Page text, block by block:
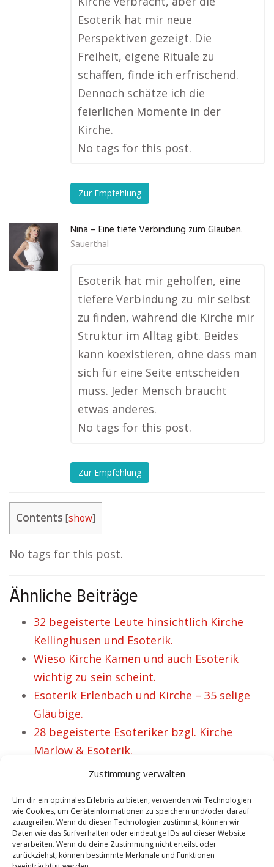
Zustimmung verwalten
Um dir ein optimales Erlebnis zu bieten, verwenden wir Technologien
wie Cookies, um Geräteinformationen zu speichern und/oder darauf
zuzugreifen. Wenn du diesen Technologien zustimmst, können wir
Daten wie das Surfverhalten oder eindeutige IDs auf dieser Website
verarbeiten. Wenn du deine Zustimmung nicht erteilst oder
zurückziehst, können bestimmte Merkmale und Funktionen
Esoterik hat mir neue
Perspektiven gezeigt. Die
Freiheit, eigene Rituale zu
schaffen, finde ich erfrischend.
Dennoch schätze ich die
feierlichen Momente in der
Kirche.
No tags for this post.
Zur Empfehlung
Nina – Eine tiefe Verbindung zum Glauben.
Sauerthal
Esoterik hat mir geholfen, eine
tiefere Verbindung zu mir selbst
zu finden, während die Kirche mir
Struktur im Alltag gibt. Beides
kann koexistieren, ohne dass man
sich für eine Seite entscheiden
muss. Jeder Mensch braucht
etwas anderes.
No tags for this post.
Zur Empfehlung
Contents [show]
No tags for this post.
Ähnliche Beiträge
32 begeisterte Leute hinsichtlich Kirche
Kellinghusen und Esoterik.
Wieso Kirche Kamen und auch Esoterik
wichtig zu sein scheint.
Esoterik Erlenbach und Kirche – 35 selige
Gläubige.
28 begeisterte Esoteriker bzgl. Kirche
Marlow & Esoterik.
Kirche Kierspe Esoterik steht für eine
VORHERIGER ARTIKEL
Wieso Kirche
NÄCHSTER ARTIKEL
Jacqueline hat ein